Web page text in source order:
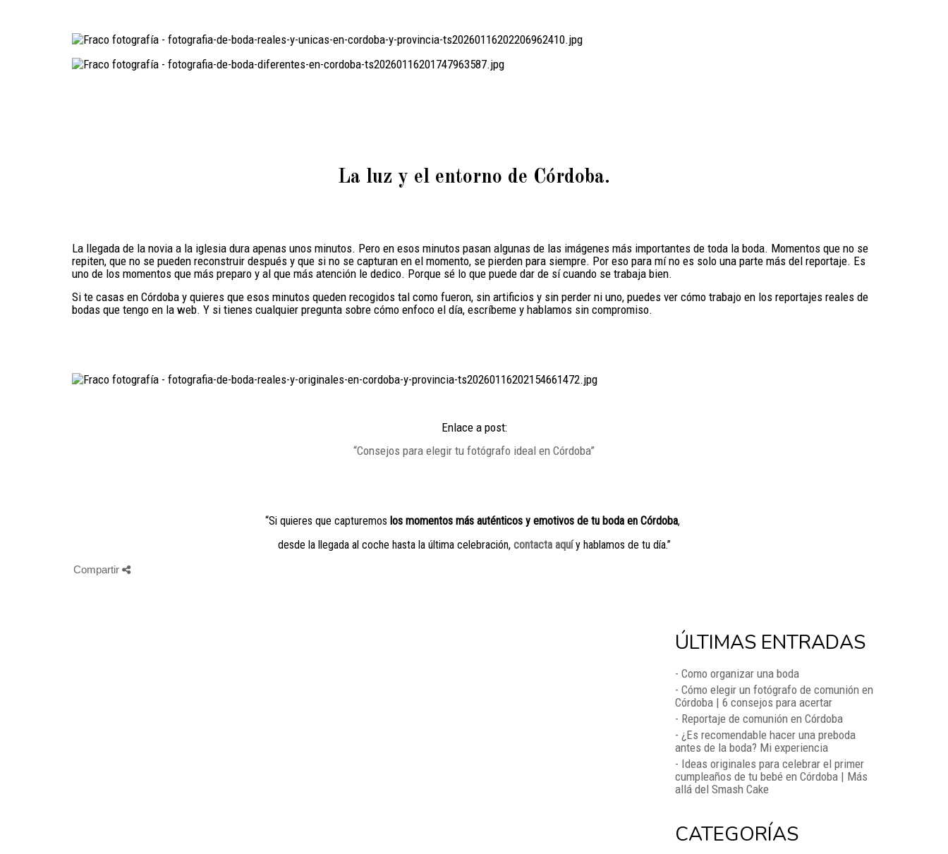
La luz y el entorno de Córdoba.
La llegada de la novia a la iglesia dura apenas unos minutos. Pero en esos minutos pasan algunas de las imágenes más importantes de toda la boda. Momentos que no se
repiten, que no se pueden reconstruir después y que si no se capturan en el momento, se pierden para siempre. Por eso para mí no es solo una parte más del reportaje. Es
uno de los momentos que más preparo y al que más atención le dedico. Porque sé lo que puede dar de sí cuando se trabaja bien.
Si te casas en Córdoba y quieres que esos minutos queden recogidos tal como fueron, sin artificios y sin perder ni uno, puedes ver cómo trabajo en los reportajes reales de
bodas que tengo en la web. Y si tienes cualquier pregunta sobre cómo enfoco el día, escríbeme y hablamos sin compromiso.
Enlace a post:
“Consejos para elegir tu fotógrafo ideal en Córdoba”
“Si quieres que capturemos los momentos más auténticos y emotivos de tu boda en Córdoba,
desde la llegada al coche hasta la última celebración, contacta aquí y hablamos de tu día.”
Compartir
ÚLTIMAS ENTRADAS
- Como organizar una boda
- Cómo elegir un fotógrafo de comunión en
Córdoba | 6 consejos para acertar
- Reportaje de comunión en Córdoba
- ¿Es recomendable hacer una preboda
antes de la boda? Mi experiencia
- Ideas originales para celebrar el primer
cumpleaños de tu bebé en Córdoba | Más
allá del Smash Cake
CATEGORÍAS